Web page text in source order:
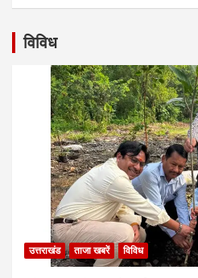
विविध
उत्तराखंड ताजा खबरें विविध